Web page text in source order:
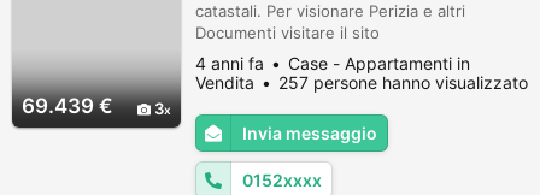
69.439 € 3
catastali. Per visionare Perizia e altri
Documenti visitare il sito
http://www.asteannunci.it o il sito del
Tribunale riferimenti Asta Giudiziaria:
Tribunale di Matera - RGE : 1997/187 - Lotto
1 RECAPITI Giudice: Berloco Francesca
Patrizia Delegato: Celano Vincenzo Tel.
0835.971602 Cronologico Ordinanza: terzo
es...
4 anni fa
Case - Appartamenti in
Vendita
257 persone hanno visualizzato
Invia messaggio
0152xxxx